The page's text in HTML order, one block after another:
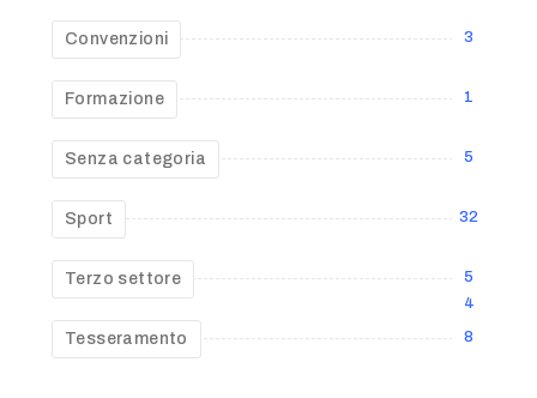
Convenzioni 3
Formazione 1
Senza categoria 5
Sport 32
Terzo settore
5
4
Tesseramento 8